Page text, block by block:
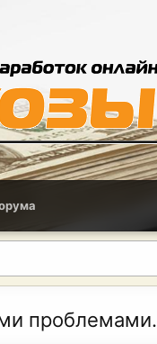
проблемами.